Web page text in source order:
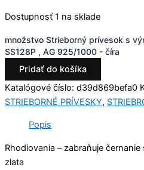
Dostupnosť 1 na sklade
množstvo Strieborný prívesok s
SS128P , AG 925/1000 - číra
Pridať do košíka
Katalógové číslo: d39d869befa0
STRIEBORNÉ PRÍVESKY,
Popis
Rhodiovania – zabraňuje
zlata